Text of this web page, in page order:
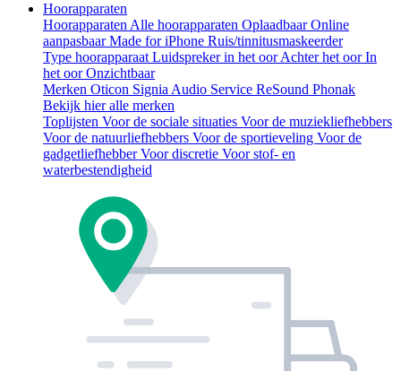
Hoorapparaten
Hoorapparaten Alle hoorapparaten OplaadbaarOnline
aanpasbaarMade for iPhone Ruis/tinnitusmaskeerder
Type hoorapparaat Luidspreker in het oorAchter het oorIn
het oorOnzichtbaar
Merken Oticon Signia Audio Service ReSound Phonak
Bekijk hier alle merken
Toplijsten Voor de sociale situaties Voor de muziekliefhebbers
Voor de natuurliefhebbers Voor de sportieveling Voor de
gadgetliefhebberVoor discretie Voor stof- en
waterbestendigheid